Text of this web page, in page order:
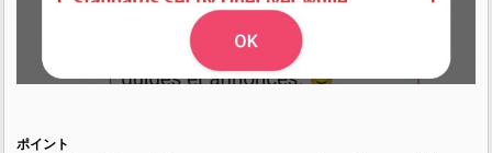
ポイント